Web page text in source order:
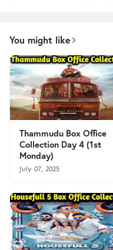
You might like
Thammudu Box Office
Collection Day 4 (1st
Monday)
July 07, 2025